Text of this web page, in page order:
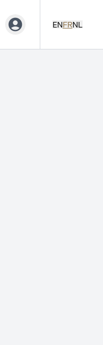
ENFRNL